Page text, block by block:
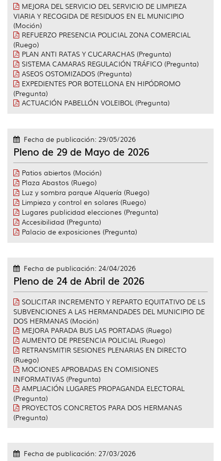
MEJORA DEL SERVICIO DEL SERVICIO DE LIMPIEZA
VIARIA Y RECOGIDA DE RESIDUOS EN EL MUNICIPIO
(Moción)
REFUERZO PRESENCIA POLICIAL ZONA COMERCIAL
(Ruego)
PLAN ANTI RATAS Y CUCARACHAS (Pregunta)
SISTEMA CAMARAS REGULACIÓN TRÁFICO (Pregunta)
ASEOS OSTOMIZADOS (Pregunta)
EXPEDIENTES POR BOTELLONA EN HIPÓDROMO
(Pregunta)
ACTUACIÓN PABELLÓN VOLEIBOL (Pregunta)
Fecha de publicación: 29/05/2026
Pleno de 29 de Mayo de 2026
Patios abiertos (Moción)
Plaza Abastos (Ruego)
Luz y sombra parque Alquería (Ruego)
Limpieza y control en solares (Ruego)
Lugares publicidad elecciones (Pregunta)
Accesibilidad (Pregunta)
Palacio de exposiciones (Pregunta)
Fecha de publicación: 24/04/2026
Pleno de 24 de Abril de 2026
SOLICITAR INCREMENTO Y REPARTO EQUITATIVO DE LS
SUBVENCIONES A LAS HERMANDADES DEL MUNICIPIO DE
DOS HERMANAS (Moción)
MEJORA PARADA BUS LAS PORTADAS (Ruego)
AUMENTO DE PRESENCIA POLICIAL (Ruego)
RETRANSMITIR SESIONES PLENARIAS EN DIRECTO
(Ruego)
MOCIONES APROBADAS EN COMISIONES
INFORMATIVAS (Pregunta)
AMPLIACIÓN LUGARES PROPAGANDA ELECTORAL
(Pregunta)
PROYECTOS CONCRETOS PARA DOS HERMANAS
(Pregunta)
Fecha de publicación: 27/03/2026